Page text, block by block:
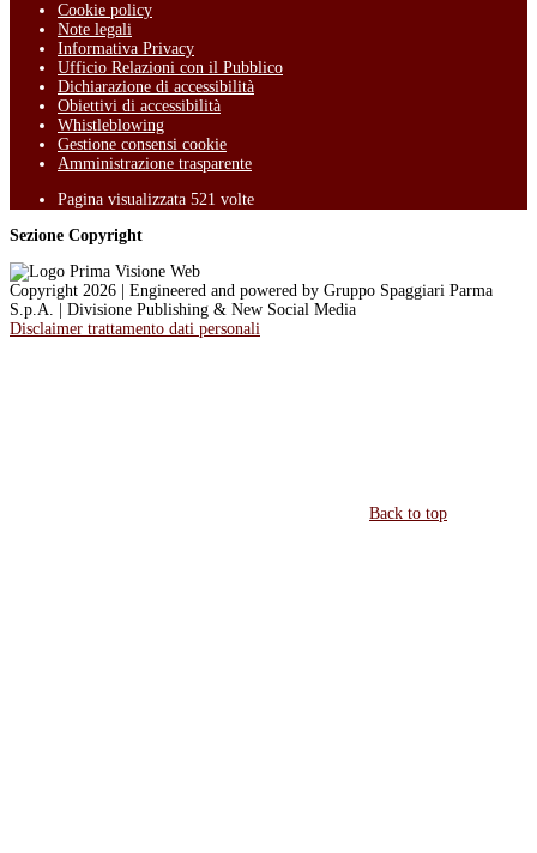
Cookie policy
Note legali
Informativa Privacy
Ufficio Relazioni con il Pubblico
Dichiarazione di accessibilità
Obiettivi di accessibilità
Whistleblowing
Gestione consensi cookie
Amministrazione trasparente
Pagina visualizzata 521 volte
Sezione Copyright
Copyright 2026 | Engineered and powered by Gruppo Spaggiari Parma
S.p.A. | Divisione Publishing & New Social Media
Disclaimer trattamento dati personali
Back to top